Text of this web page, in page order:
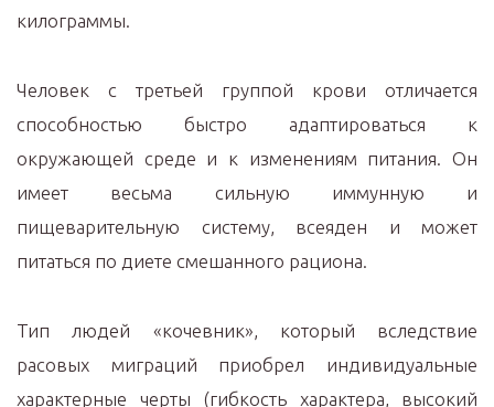
килограммы.
Человек с третьей группой крови отличается
способностью быстро адаптироваться к
окружающей среде и к изменениям питания. Он
имеет весьма сильную иммунную и
пищеварительную систему, всеяден и может
питаться по диете смешанного рациона.
Тип людей «кочевник», который вследствие
расовых миграций приобрел индивидуальные
характерные черты (гибкость характера, высокий